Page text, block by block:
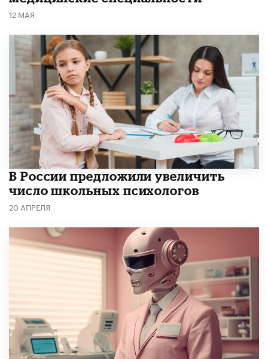
12 МАЯ
В России предложили увеличить
число школьных психологов
20 АПРЕЛЯ